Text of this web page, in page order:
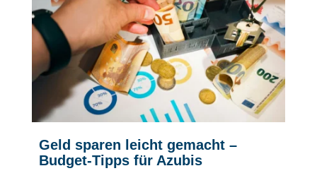
Geld sparen leicht gemacht –
Budget-Tipps für Azubis